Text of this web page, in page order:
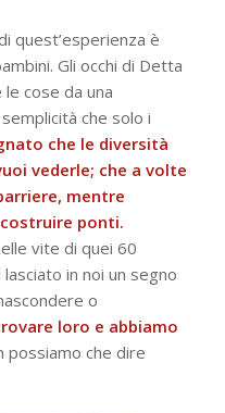
quest’esperienza è
Gli occhi di Detta
cose da una
che solo i
che le diversità
vederle; che a volte
mentre
ponti.
vite di quei 60
in noi un segno
o
loro e abbiamo
possiamo che dire